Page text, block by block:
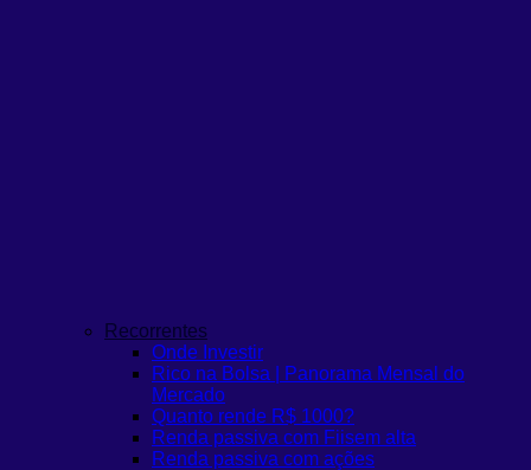
Recorrentes
Onde Investir
Rico na Bolsa | Panorama Mensal do
Mercado
Quanto rende R$ 1000?
Renda passiva com Fiisem alta
Renda passiva com ações